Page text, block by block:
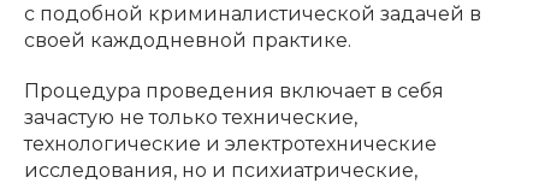
с подобной криминалистической задачей в
своей каждодневной практике.
Процедура проведения включает в себя
зачастую не только технические,
технологические и электротехнические
исследования, но и психиатрические,